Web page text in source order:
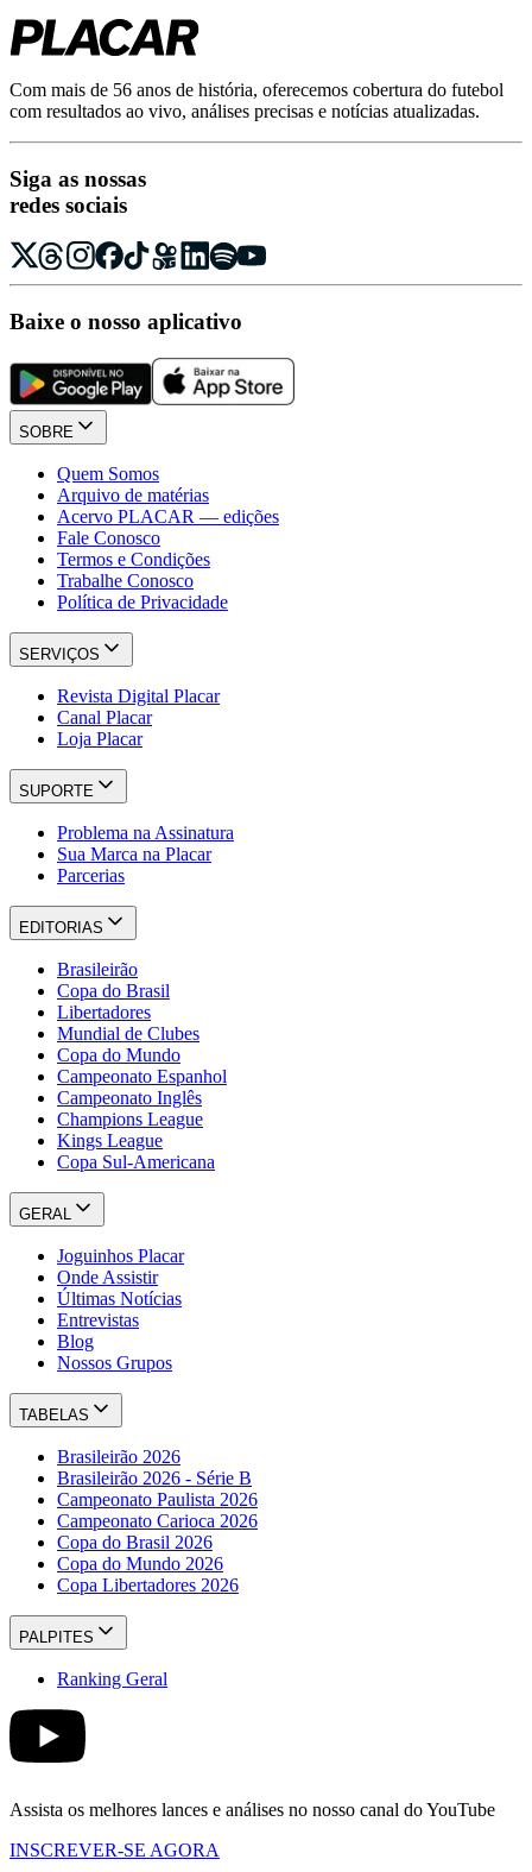
Com mais de 56 anos de história, oferecemos cobertura do futebol
com resultados ao vivo, análises precisas e notícias atualizadas.
Siga as nossas
redes sociais
Baixe o nosso aplicativo
SOBRE
Quem Somos
Arquivo de matérias
Acervo PLACAR — edições
Fale Conosco
Termos e Condições
Trabalhe Conosco
Política de Privacidade
SERVIÇOS
Revista Digital Placar
Canal Placar
Loja Placar
SUPORTE
Problema na Assinatura
Sua Marca na Placar
Parcerias
EDITORIAS
Brasileirão
Copa do Brasil
Libertadores
Mundial de Clubes
Copa do Mundo
Campeonato Espanhol
Campeonato Inglês
Champions League
Kings League
Copa Sul-Americana
GERAL
Joguinhos Placar
Onde Assistir
Últimas Notícias
Entrevistas
Blog
Nossos Grupos
TABELAS
Brasileirão 2026
Brasileirão 2026 - Série B
Campeonato Paulista 2026
Campeonato Carioca 2026
Copa do Brasil 2026
Copa do Mundo 2026
Copa Libertadores 2026
PALPITES
Ranking Geral
Assista os melhores lances e análises no nosso canal do YouTube
INSCREVER-SE AGORA